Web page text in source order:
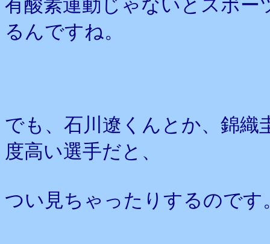
有酸素運動じゃないとスポ
るんですね。
でも、石川遼くんとか、錦
度高い選手だと、
つい見ちゃったりするのです